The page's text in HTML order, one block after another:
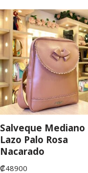
Salveque Mediano
Lazo Palo Rosa
Nacarado
₡48900